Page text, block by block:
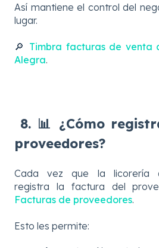
Así mantiene el control del
lugar.
🔎 Timbra facturas de venta
Alegra.
8. 📊 ¿Cómo
proveedores?
Cada vez que la licorería
registra la factura del
Facturas de proveedores.
Esto les permite: